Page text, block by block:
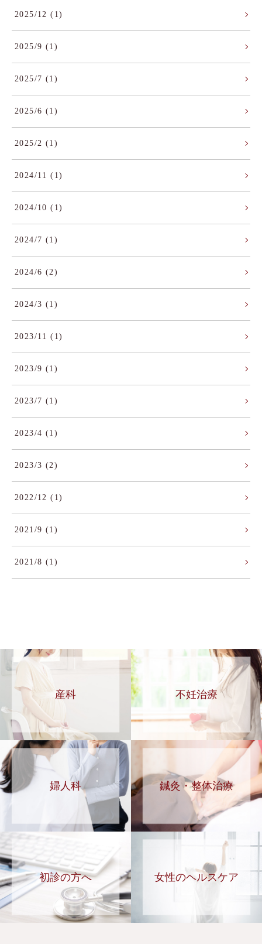
2025/12 (1)
2025/9 (1)
2025/7 (1)
2025/6 (1)
2025/2 (1)
2024/11 (1)
2024/10 (1)
2024/7 (1)
2024/6 (2)
2024/3 (1)
2023/11 (1)
2023/9 (1)
2023/7 (1)
2023/4 (1)
2023/3 (2)
2022/12 (1)
2021/9 (1)
2021/8 (1)
産科 不妊治療
婦人科 鍼灸・整体治療
初診の方へ 女性のヘルスケア